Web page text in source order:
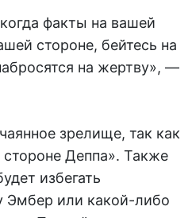
факты на вашей
стороне, бейтесь на
на жертву», —
зрелище, так как
Деппа». Также
избегать
Эмбер или какой-либо